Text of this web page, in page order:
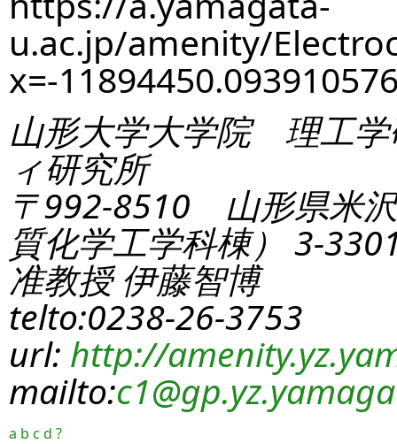
u.ac.jp/amenity/
x=-
山形大学大学院 理工学
ィ研究所
〒992-8510 山形県米
質化学工学科棟） 3-
准教授 伊藤智博
telto:0238-26-3753
url: http://
mailto:c1
a b c d ?